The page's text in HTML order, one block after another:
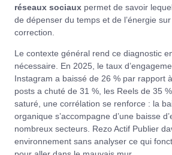
réseaux sociaux permet de savoir
de dépenser du temps et de l’énergie
correction.
Le contexte général rend ce diagnostic
nécessaire. En 2025, le taux
Instagram a baissé de 26 % par rapport
posts a chuté de 31 %, les Reels de 35
saturé, une corrélation se renforce : la
organique s’accompagne d’une baisse
nombreux secteurs. Rezo Actif Publier
environnement sans analyser ce qui